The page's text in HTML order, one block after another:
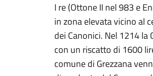
I re (Ottone II nel 983 e
in zona elevata vicino al
dei Canonici. Nel 1214 la
con un riscatto di 1600
comune di Grezzana